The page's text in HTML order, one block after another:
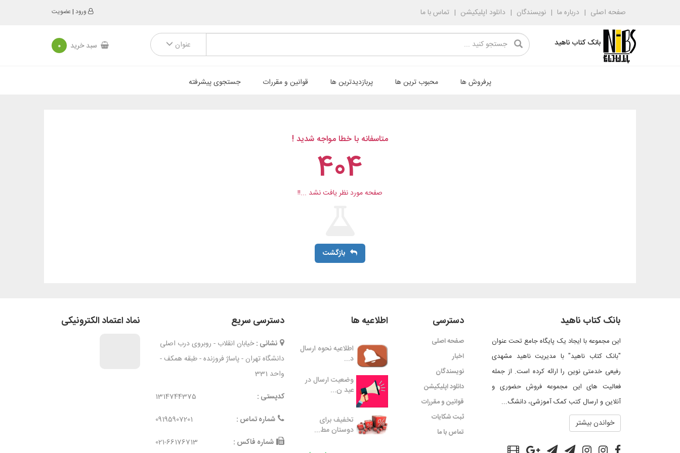
صفحه اصلی درباره ما نویسندگان دانلود اپلیکیشن تماس با ما ورود |عضویت
بانک کتاب ناهید عنوان سبد خرید 0
پرفروش ها محبوب ترین ها پربازدیدترین ها قوانین و مقررات جستجوی پیشرفته
متاسفانه با خطا مواجه شدید !
404
صفحه مورد نظر یافت نشد ...!!
بازگشت
بانک کتاب ناهید
این مجموعه با ایجاد یک پایگاه جامع تحت عنوان
"بانک کتاب ناهید" با مدیریت ناهید مشهدی
رفیعی خدمتی نوین را ارائه کرده است. از جمله
فعالیت های این مجموعه فروش حضوری و
آنلاین و ارسال کتب کمک آموزشی، دانشگ...
خواندن بیشتر
دسترسی
صفحه اصلی
اخبار
نویسندگان
دانلود اپلیکیشن
قوانین و مقررات
ثبت شکایات
تماس با ما
اطلاعیه ها
اطلاعیه نحوه ارسال
د...
وضعیت ارسال در
عید ن...
تخفیف برای
دوستان مط...
دسترسی سریع
نشانی : خیابان انقلاب - روبروی درب اصلی
دانشگاه تهران - پاساژ فروزنده - طبقه همکف -
واحد 331
کدپستی :
1314744375
شماره تماس :
09195907201
شماره فاکس :
021-66176713
نماد اعتماد الکترونیکی